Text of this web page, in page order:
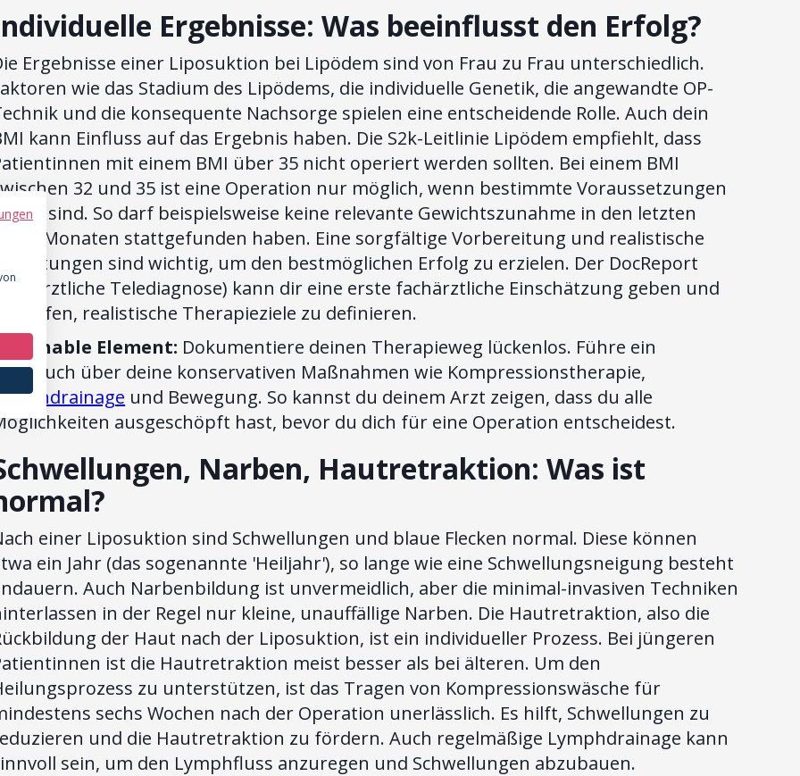
Ergebnisse: Was beeinflusst den Erfolg?
Ergebnisse einer Liposuktion bei Lipödem sind von Frau zu Frau unterschiedlich.
wie das Stadium des Lipödems, die individuelle Genetik, die angewandte OP-
und die konsequente Nachsorge spielen eine entscheidende Rolle. Auch dein
kann Einfluss auf das Ergebnis haben. Die S2k-Leitlinie Lipödem empfiehlt, dass
mit einem BMI über 35 nicht operiert werden sollten. Bei einem BMI
32 und 35 ist eine Operation nur möglich, wenn bestimmte Voraussetzungen
sind. So darf beispielsweise keine relevante Gewichtszunahme in den letzten
sechs Monaten stattgefunden haben. Eine sorgfältige Vorbereitung und realistische
Erwartungen sind wichtig, um den bestmöglichen Erfolg zu erzielen. Der DocReport
Telediagnose) kann dir eine erste fachärztliche Einschätzung geben und
dir helfen, realistische Therapieziele zu definieren.
Actionable Element: Dokumentiere deinen Therapieweg lückenlos. Führe ein
über deine konservativen Maßnahmen wie Kompressionstherapie,
und Bewegung. So kannst du deinem Arzt zeigen, dass du alle
ausgeschöpft hast, bevor du dich für eine Operation entscheidest.
Narben, Hautretraktion: Was ist
einer Liposuktion sind Schwellungen und blaue Flecken normal. Diese können
ein Jahr (das sogenannte 'Heiljahr'), so lange wie eine Schwellungsneigung besteht
Auch Narbenbildung ist unvermeidlich, aber die minimal-invasiven Techniken
in der Regel nur kleine, unauffällige Narben. Die Hautretraktion, also die
der Haut nach der Liposuktion, ist ein individueller Prozess. Bei jüngeren
ist die Hautretraktion meist besser als bei älteren. Um den
zu unterstützen, ist das Tragen von Kompressionswäsche für
sechs Wochen nach der Operation unerlässlich. Es hilft, Schwellungen zu
und die Hautretraktion zu fördern. Auch regelmäßige Lymphdrainage kann
sein, um den Lymphfluss anzuregen und Schwellungen abzubauen.